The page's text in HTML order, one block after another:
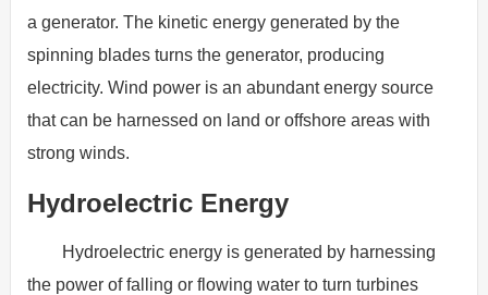
a generator. The kinetic energy generated by the
spinning blades turns the generator, producing
electricity. Wind power is an abundant energy source
that can be harnessed on land or offshore areas with
strong winds.
Hydroelectric Energy
Hydroelectric energy is generated by harnessing
the power of falling or flowing water to turn turbines